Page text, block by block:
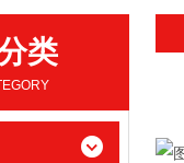
类